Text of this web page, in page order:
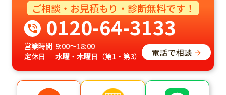
ご相談・お見積もり・診断無料です！
0120-64-3133
営業時間 9:00～18:00
定休日
水曜・木曜日（第1・第3） 電話で相談